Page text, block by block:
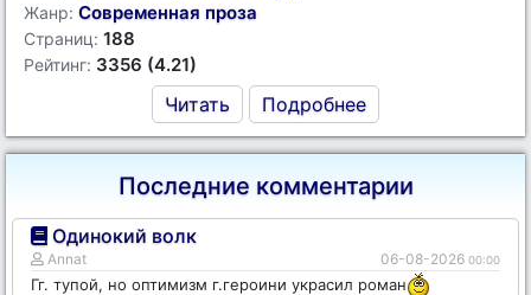
Жанр: Современная проза
Страниц: 188
Рейтинг: 3356 (4.21)
Читать Подробнее
Последние комментарии
Одинокий волк
Annat 06-08-2026 00:00
Гг. тупой, но оптимизм г.героини украсил роман